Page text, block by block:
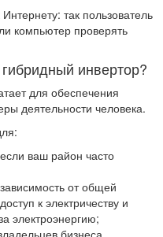
так пользователь
компьютер проверять
инвертор?
для обеспечения
деятельности человека.
ваш район часто
от общей
к электричеству и
электроэнергию;